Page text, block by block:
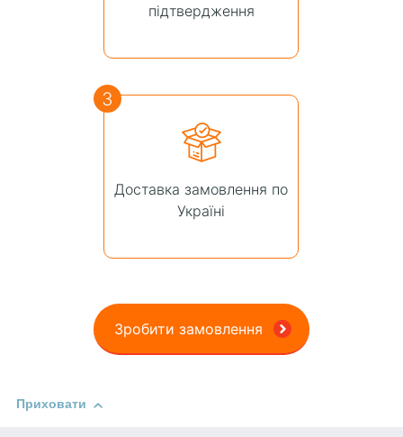
підтвердження
3
Доставка замовлення по
Україні
Зробити замовлення
Приховати